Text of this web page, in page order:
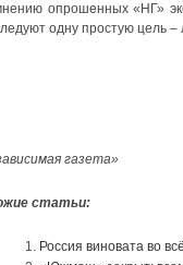
опрошенных «НГ»
одну простую цель –
газета»
статьи:
Россия виновата во